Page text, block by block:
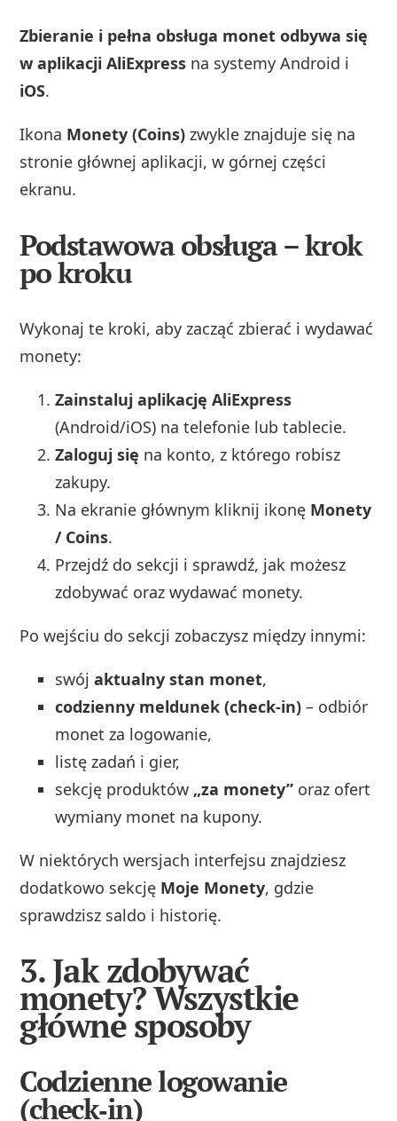
Zbieranie i pełna obsługa monet odbywa się
w aplikacji AliExpress na systemy Android i
iOS.
Ikona Monety (Coins) zwykle znajduje się na
stronie głównej aplikacji, w górnej części
ekranu.
Podstawowa obsługa – krok
po kroku
Wykonaj te kroki, aby zacząć zbierać i wydawać
monety:
Zainstaluj aplikację AliExpress
(Android/iOS) na telefonie lub tablecie.
Zaloguj się na konto, z którego robisz
zakupy.
Na ekranie głównym kliknij ikonę Monety
/ Coins.
Przejdź do sekcji i sprawdź, jak możesz
zdobywać oraz wydawać monety.
Po wejściu do sekcji zobaczysz między innymi:
swójaktualny stan monet,
codzienny meldunek (check‑in) – odbiór
monet za logowanie,
listę zadań i gier,
sekcję produktów „za monety” oraz ofert
wymiany monet na kupony.
W niektórych wersjach interfejsu znajdziesz
dodatkowo sekcję Moje Monety, gdzie
sprawdzisz saldo i historię.
3. Jak zdobywać
monety? Wszystkie
główne sposoby
Codzienne logowanie
(check‑in)